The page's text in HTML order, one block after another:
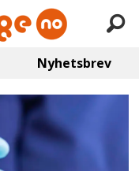
Nyhetsbrev